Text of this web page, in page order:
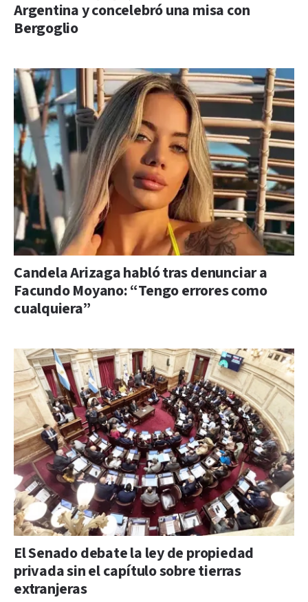
Argentina y concelebró una misa con
Bergoglio
Candela Arizaga habló tras denunciar a
Facundo Moyano: “Tengo errores como
cualquiera”
El Senado debate la ley de propiedad
privada sin el capítulo sobre tierras
extranjeras